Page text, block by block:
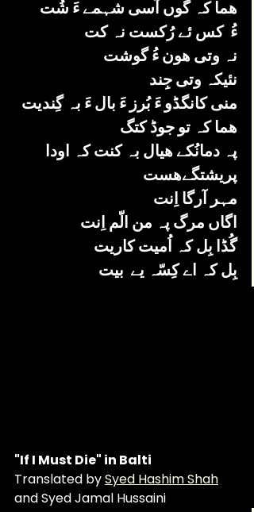
ھما کہ گوں آسی شہمے ءَ شُت
ءُ  کس ئے رُکست نہ کت
نہ وتی ھون ءُ گوشت
نئیکہ وتی جِند
منی کانگڈو ءَ بُرز ءَ بال ءَ بہ گِندیت
ھما کہ تو جوڈ کتگ
پہ دمانُکے ھیال بہ کنت کہ اودا
پریشتگےھست
مہر آرگا اِنت
اگاں مرگ پہ من الّم اِنت
گُڈا بِل کہ اُمیت کاریت
بِل کہ اے کِسّہ یے  بیت
"If I Must Die" in Balti
Translated by Syed Hashim Shah
and Syed Jamal Hussaini